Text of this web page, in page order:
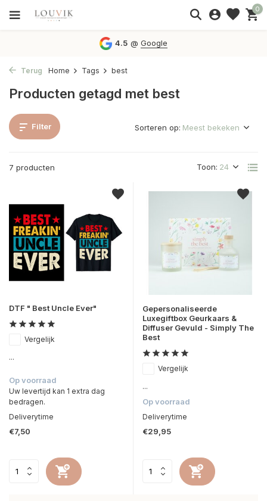
0
4.5 @Google
Terug Home Tags best
Producten getagd met best
Filter
7 producten Toon:
Sorteren op:
DTF " Best Uncle Ever"
Vergelijk
...
Op voorraad
Uw levertijd kan 1 extra dag
bedragen.
Deliverytime
€7,50
Gepersonaliseerde
Luxegiftbox Geurkaars &
Diffuser Gevuld - Simply The
Best
Vergelijk
...
Op voorraad
Deliverytime
€29,95